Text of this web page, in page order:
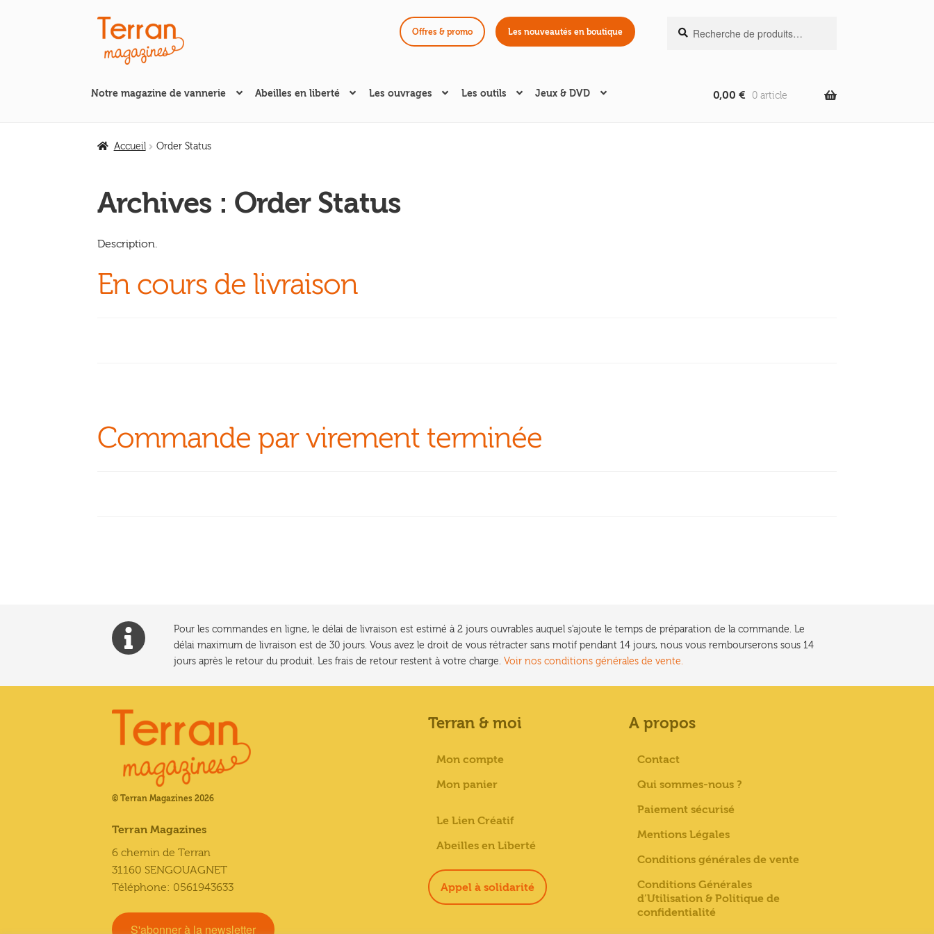
Aller
à
la
Aller
au
contenu
Offres & promo Les nouveautés en boutique
pour :
Recherche
Notre magazine de vannerie Abeilles en liberté Les ouvrages Les outils Jeux & DVD 0,00 € 0 article
Accueil Order Status
Archives : Order Status
Description.
En cours de livraison
Commande par virement terminée
Pour les commandes en ligne, le délai de livraison est estimé à 2 jours ouvrables auquel s'ajoute le temps de préparation de la commande. Le
délai maximum de livraison est de 30 jours. Vous avez le droit de vous rétracter sans motif pendant 14 jours, nous vous rembourserons sous 14
jours après le retour du produit. Les frais de retour restent à votre charge. Voir nos conditions générales de vente.
© Terran Magazines 2026
Terran Magazines
6 chemin de Terran
31160 SENGOUAGNET
Téléphone: 0561943633
S'abonner à la newsletter
Terran & moi
Mon compte
Mon panier
Le Lien Créatif
Abeilles en Liberté
Appel à solidarité
A propos
Contact
Qui sommes-nous ?
Paiement sécurisé
Mentions Légales
Conditions générales de vente
Conditions Générales
d’Utilisation & Politique de
confidentialité